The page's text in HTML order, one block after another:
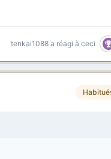
tenkai1088 a réagi à ceci